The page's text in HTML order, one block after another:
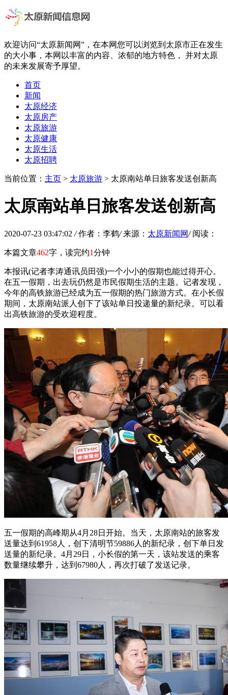
欢迎访问“太原新闻网”，在本网您可以浏览到太原市正在发生
的大小事，本网以丰富的内容、浓郁的地方特色， 并对太原
的未来发展寄予厚望。
首页
新闻
太原经济
太原房产
太原旅游
太原健康
太原生活
太原招聘
当前位置： 主页 > 太原旅游 > 太原南站单日旅客发送创新高
太原南站单日旅客发送创新高
2020-07-23 03:47:02 / 作者：李鹤/ 来源： 太原新闻网/ 阅读：
本篇文章462字，读完约1分钟
本报讯(记者李涛通讯员田强)一个小小的假期也能过得开心。
在五一假期，出去玩仍然是市民假期生活的主题。记者发现，
今年的高铁旅游已经成为五一假期的热门旅游方式。在小长假
期间，太原南站派人创下了该站单日投递量的新纪录。可以看
出高铁旅游的受欢迎程度。
五一假期的高峰期从4月28日开始。当天，太原南站的旅客发
送量达到61958人，创下清明节59886人的新纪录，创下单日发
送量的新纪录。4月29日，小长假的第一天，该站发送的乘客
数量继续攀升，达到67980人，再次打破了发送记录。